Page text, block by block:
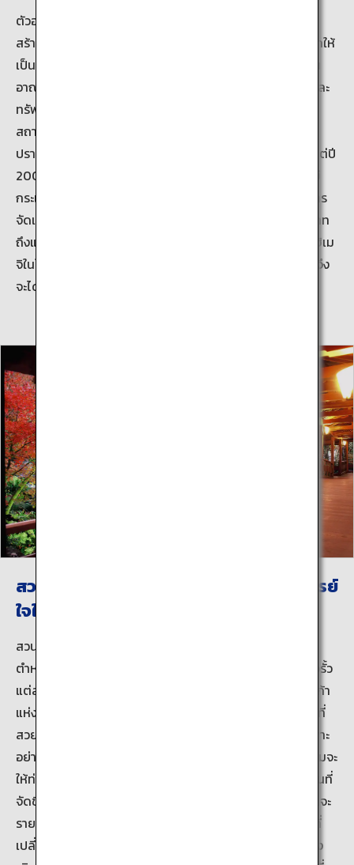
ตัวอาคารที่แข็งแรงที่สุดของปราสาทฮิเมจิคืออาคารดั้งเดิมที่
สร้างขึ้นในปี 1609 นอกเหนือจากหอคอยปราสาทที่ได้รับเลือกให้
เป็นสมบัติประจำชาติแล้ว อาคารอื่นๆอีกมากมายหลายแห่งใน
อาณาบริเวณนี้ยังได้รับการลงทะเบียนเป็นสมบัติประจำชาติและ
ทรัพย์สินทางวัฒนธรรมที่สำคัญ และบริเวณปราสาทยังเป็น
สถานที่สำคัญทางประวัติศาสตร์ประจำชาติอีกด้วย หอคอย
ปราสาทผ่านการบูรณะเพื่อบำรุงรักษาครั้งใหญ่หลายครั้งตั้งแต่ปี
2009 ถึง 2015 และเปิดสู่สาธารณะอีกครั้งด้วยรูปลักษณ์ใหม่
กระเบื้องหลังคาสีตัดกันอย่างงดงามกับผนังสีขาว และยังมีการ
จัดแสดงกลไกลการป้องกันที่ละเอียดลออมากมายรอบปราสาท
ถึงแม้ว่าจะมองเห็นรูปร่างปราสาทราชวงศ์นี้ได้จากสถานี JR ฮิเม
จิในใจกลางเมืองฮิเมจิ แต่เมื่อมาเห็นตัวปราสาทอย่างใกล้ชิดจึง
จะได้สัมผัสถึงความยิ่งใหญ่นี้ได้อย่างแท้จริง
สวนโคโคเอ็นนี้ยังเป็นฉากหลังอันน่าอัศจรรย์
ใจให้กับปราสาทฮิเมจิ
สวนญี่ปุ่นขนาด 3.5 เฮกตาร์สร้างขึ้นในอาณาบริเวณที่เป็น
ตำหนักด้านตะวันตกเดิมของปราสาทฮิเมจิ ประตูเข้าออกหรือรั้ว
แต่ละแห่งที่ท่านเดินผ่านจะนำท่านไปยังสวนที่แตกต่างกันถึงเก้า
แห่งในรูปแบบที่แตกต่างกันออกไป ในฤดูใบไม้ผลิจะมีทิวทัศน์ที่
สวยสดงดงามของปราสาทควบคู่กับดอกซากุระบาน โดยเฉพาะ
อย่างยิ่งดอกซากุระพร้อมไฟแสงสีที่ส่องสว่างยามค่ำคืน พร้อมจะ
ให้ท่านได้ชื่นชมในระหว่างกิจกรรมเข้าชมดอกซากุระยามค่ำคืนที่
จัดขึ้นในช่วงเวลาจำกัด ในฤดูใบไม้ร่วง โถงทางเดินมุงหลังคาจะ
รายล้อมไปด้วยวิวทิวทัศน์ที่น่าอัศจรรย์ทั้งสองด้านด้วยใบไม้ที่
เปลี่ยนสีเป็นสีส้ม เหลือง และแดงที่จะชวนให้ท่านต้องตกตะลึง